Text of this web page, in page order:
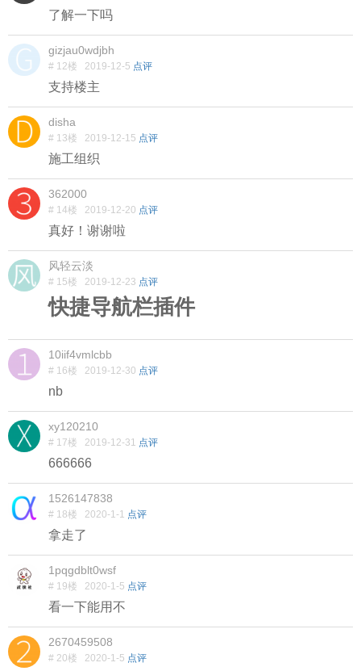
了解一下吗
gizjau0wdjbh
# 12楼 2019-12-5 点评
支持楼主
disha
# 13楼 2019-12-15 点评
施工组织
362000
# 14楼 2019-12-20 点评
真好！谢谢啦
风轻云淡
# 15楼 2019-12-23 点评
快捷导航栏插件
10iif4vmlcbb
# 16楼 2019-12-30 点评
nb
xy120210
# 17楼 2019-12-31 点评
666666
1526147838
# 18楼 2020-1-1 点评
拿走了
1pqgdblt0wsf
# 19楼 2020-1-5 点评
看一下能用不
2670459508
# 20楼 2020-1-5 点评